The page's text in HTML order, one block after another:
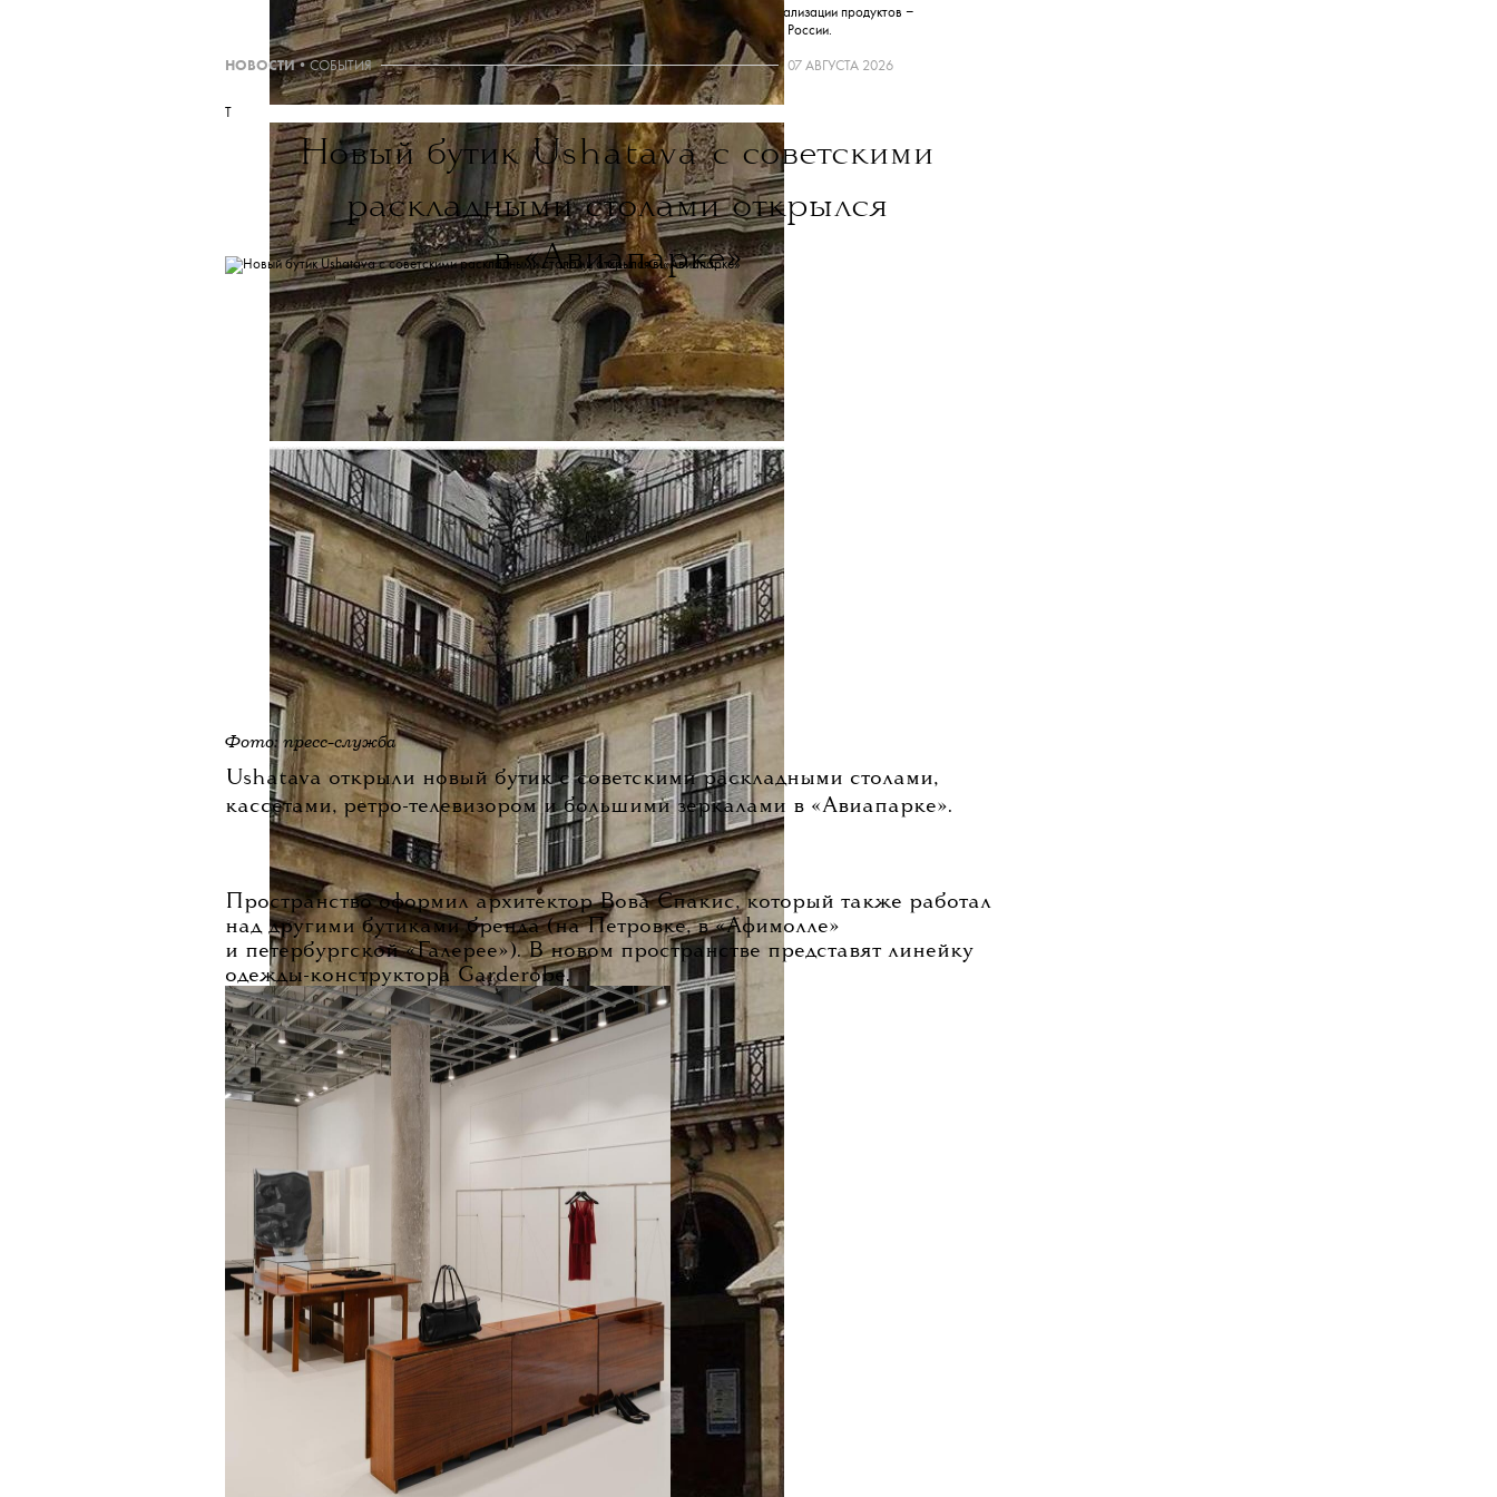
Американская транснациональная холдинговая компания Meta Platforms Inc. по реализации продуктов ‒
социальных сетей Facebook и Instagram — запрещена на территории России.
Маркировка произведена сервисом
Слеза
НОВОСТИ• СОБЫТИЯ 07 АВГУСТА 2026
Новый бутикUshatavaс советскими
раскладными столами открылся
в «Авиапарке»
Фото: пресс-служба
Ushatava открыли новый бутик с советскими раскладными столами,
кассетами, ретро-телевизором и большими зеркалами в «Авиапарке».
Пространство оформил архитектор Вова Спакис, который также работал
над другими бутиками бренда (на Петровке, в «Афимолле»
и петербургской «Галерее»). В новом пространстве представят линейку
одежды-конструктора Garderobe.